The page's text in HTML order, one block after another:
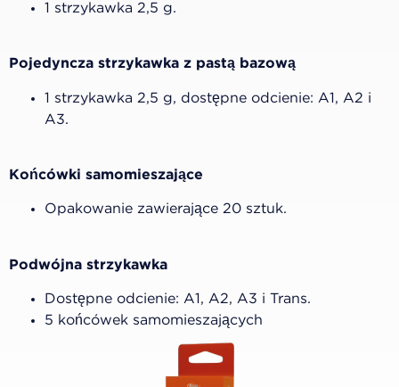
1 strzykawka 2,5 g.
Pojedyncza strzykawka z pastą bazową
1 strzykawka 2,5 g, dostępne odcienie: A1, A2 i
A3.
Końcówki samomieszające
Opakowanie zawierające 20 sztuk.
Podwójna strzykawka
Dostępne odcienie: A1, A2, A3 i Trans.
5 końcówek samomieszających